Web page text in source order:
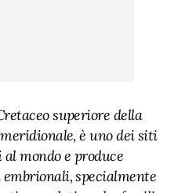
superiore della
è uno dei siti
mondo e produce
specialmente